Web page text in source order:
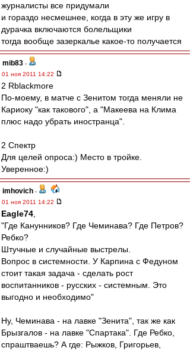
журналисты все придумали
и гораздо несмешнее, когда в эту же игру в
дурачка включаются болельщики
тогда вообще зазеркалье какое-то получается
mib83 -
01 ноя 2011 14:22
2 Rblackmore
По-моему, в матче с Зенитом тогда меняли не
Кариоку "как такового", а "Макеева на Клима
плюс надо убрать иностранца".
2 Спектр
Для целей опроса:) Место в тройке.
Уверенное:)
imhovich -
01 ноя 2011 14:22
Eagle74
"Где Канунников? Где Чеминава? Где Петров?
Ребко?
Штучные и случайные выстрелы.
Вопрос в системности. У Карпина с Федуном
стоит такая задача - сделать рост
воспитанников - русских - системным. Это
выгодно и необходимо"
Ну, Чеминава - на лавке "Зенита", так же как
Брызгалов - на лавке "Спартака". Где Ребко,
спраштваешь? А где: Рыжков, Григорьев,